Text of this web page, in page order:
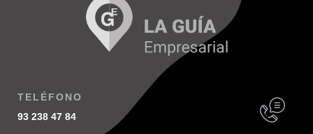
TELÉFONO
93 238 47 84